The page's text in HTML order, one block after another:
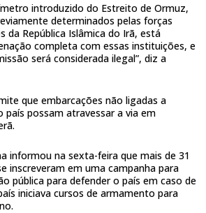
introduzido do Estreito de Ormuz,
determinados pelas forças
da República Islâmica do Irã, está
completa com essas instituições, e
será considerada ilegal”, diz a
que embarcações não ligadas a
país possam atravessar a via em
informou na sexta-feira que mais de 31
inscreveram em uma campanha para
pública para defender o país em caso de
iniciava cursos de armamento para